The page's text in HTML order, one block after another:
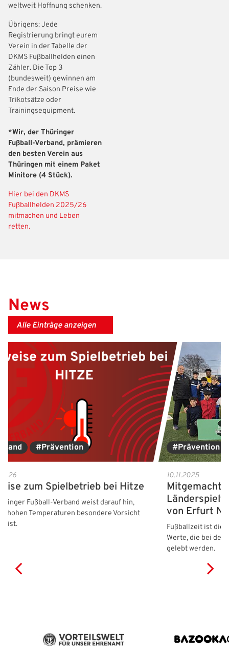
weltweit Hoffnung schenken.
Übrigens: Jede
Registrierung bringt eurem
Verein in der Tabelle der
DKMS Fußballhelden einen
Zähler. Die Top 3
(bundesweit) gewinnen am
Ende der Saison Preise wie
Trikotsätze oder
Trainingsequipment.
*Wir, der Thüringer
Fußball-Verband, prämieren
den besten Verein aus
Thüringen mit einem Paket
Minitore (4 Stück).
Hier bei den DKMS
Fußballhelden 2025/26
mitmachen und Leben
retten.
News
Alle Einträge anzeigen
#Prävention
zum Spielbetrieb bei Hitze
Fußball-Verband weist darauf hin,
hohen Temperaturen besondere Vorsicht
ist.
#Prävention
10.11.2025
Mitgemacht
von Erfurt
Fußballzeit ist die
Werte, die bei der
gelebt werden.